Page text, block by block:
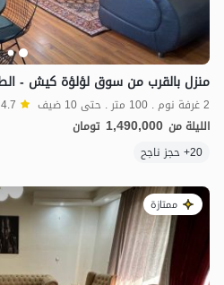
2 غرفة نوم . 100 متر . حتى 10 ضيف 4.7
الليلة من 1,490,000 تومان
20+ حجز ناجح
ممتازة